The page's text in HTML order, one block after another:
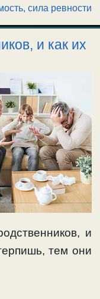
сила ревности
и как их
и
тем они